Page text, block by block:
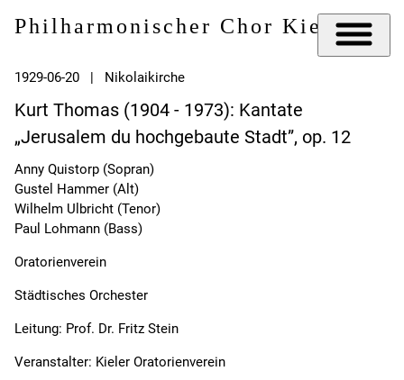
Philharmonischer Chor Kiel e.V.
1929-06-20 | Nikolaikirche
Kurt Thomas (1904 - 1973): Kantate
„Jerusalem du hochgebaute Stadt”, op. 12
Anny Quistorp (Sopran)
Gustel Hammer (Alt)
Wilhelm Ulbricht (Tenor)
Paul Lohmann (Bass)
Oratorienverein
Städtisches Orchester
Leitung: Prof. Dr. Fritz Stein
Veranstalter: Kieler Oratorienverein